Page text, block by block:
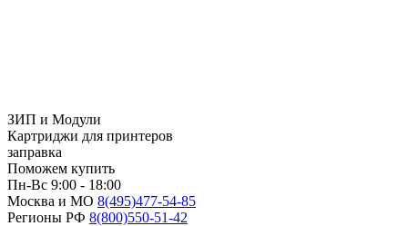
ЗИП и Модули
Картриджи для принтеров
заправка
Поможем купить
Пн-Вс 9:00 - 18:00
Москва и МО 8(495)477-54-85
Регионы РФ 8(800)550-51-42